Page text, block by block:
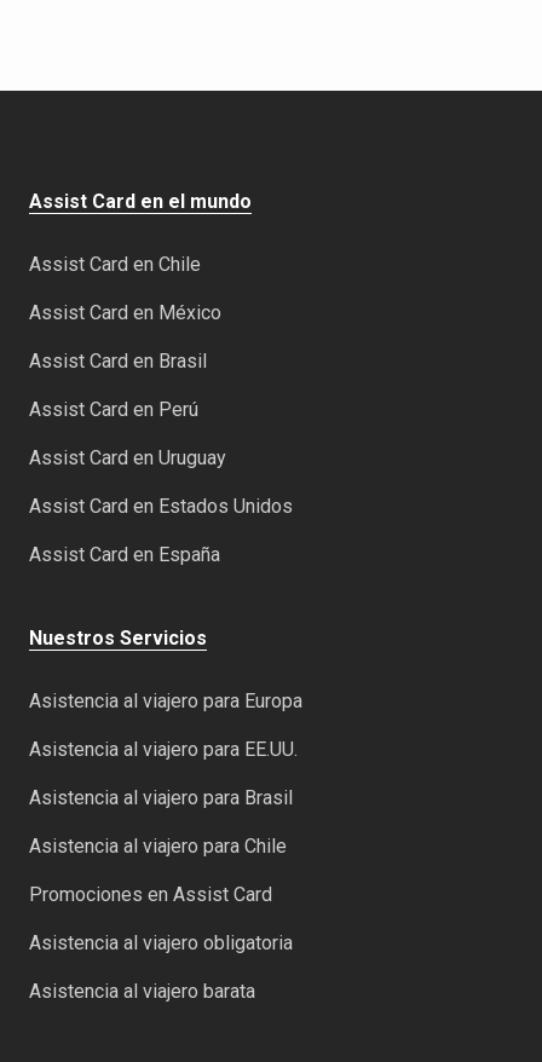
Assist Card en el mundo
Assist Card en Chile
Assist Card en México
Assist Card en Brasil
Assist Card en Perú
Assist Card en Uruguay
Assist Card en Estados Unidos
Assist Card en España
Nuestros Servicios
Asistencia al viajero para Europa
Asistencia al viajero para EE.UU.
Asistencia al viajero para Brasil
Asistencia al viajero para Chile
Promociones en Assist Card
Asistencia al viajero obligatoria
Asistencia al viajero barata